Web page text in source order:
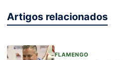
Artigos relacionados
FLAMENGO